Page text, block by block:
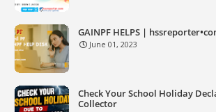
GAINPF HELPS |
June 01, 2023
Check Your School Holiday
Collector